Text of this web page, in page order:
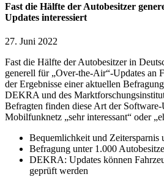
Fast die Hälfte der Autobesitzer
Updates interessiert
27. Juni 2022
Fast die Hälfte der Autobesitzer in
generell für „Over-the-Air“-Updates an
der Ergebnisse einer aktuellen
DEKRA und des
Befragten finden diese Art der Software-
Mobilfunknetz „sehr interessant“ oder
Bequemlichkeit und Zeitersparnis
Befragung unter 1.000
DEKRA: Updates können
geprüft werden